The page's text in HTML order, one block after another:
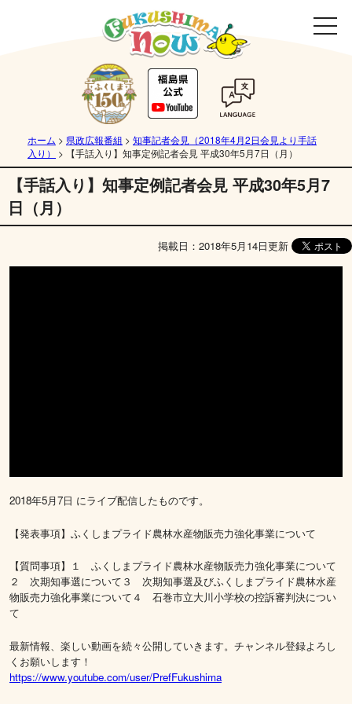
ホーム > 県政広報番組 > 知事記者会見（2018年4月2日会見より手話
入り）
> 【手話入り】知事定例記者会見 平成30年5月7日（月）
【手話入り】知事定例記者会見 平成30年5月7
日（月）
掲載日：2018年5月14日更新
2018年5月7日 にライブ配信したものです。
【発表事項】ふくしまプライド農林水産物販売力強化事業について
【質問事項】１ ふくしまプライド農林水産物販売力強化事業について
２ 次期知事選について３ 次期知事選及びふくしまプライド農林水産
物販売力強化事業について４ 石巻市立大川小学校の控訴審判決につい
て
最新情報、楽しい動画を続々公開していきます。チャンネル登録よろし
くお願いします！
https://www.youtube.com/user/PrefFukushima